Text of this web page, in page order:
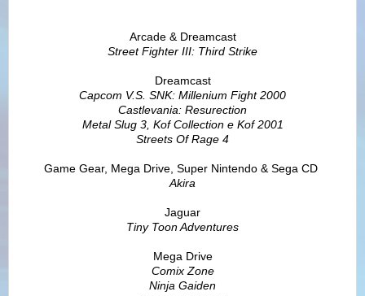
Arcade & Dreamcast
Street Fighter III: Third Strike
Dreamcast
Capcom V.S. SNK: Millenium Fight 2000
Castlevania: Resurection
Metal Slug 3, Kof Collection e Kof 2001
Streets Of Rage 4
Game Gear, Mega Drive, Super Nintendo & Sega CD
Akira
Jaguar
Tiny Toon Adventures
Mega Drive
Comix Zone
Ninja Gaiden